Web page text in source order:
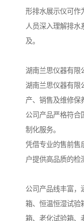
形排水展示仪可作
人员深入理解排水
及。
湖南兰思仪器有限
湖南兰思仪器有限
产、销售及维修保
公司产品严格符合
制化服务。
凭借专业的售前售
户提供高品质的检
公司产品线丰富，
箱、恒温恒湿试验
箱、老化试验箱、